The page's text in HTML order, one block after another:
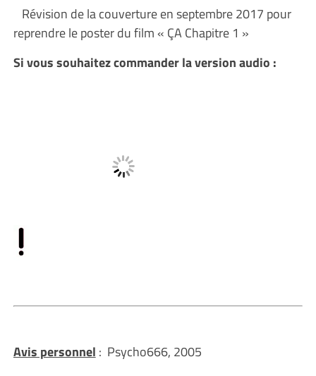
Révision de la couverture en septembre 2017 pour
reprendre le poster du film « ÇA Chapitre 1 »
Si vous souhaitez commander la version audio :
Avis personnel : Psycho666, 2005